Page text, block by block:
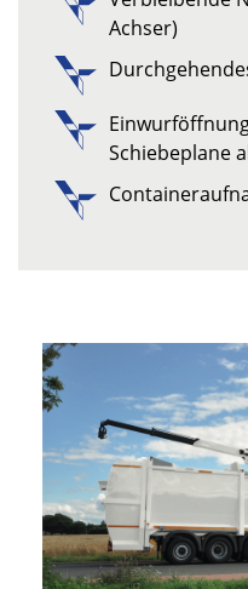
Achser)
Schiebeplane